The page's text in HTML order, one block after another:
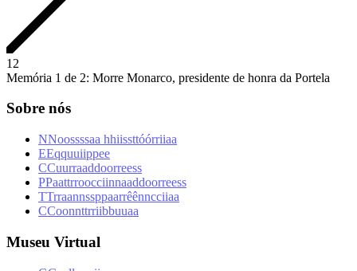
1 2
Memória 1 de 2: Morre Monarco, presidente de honra da Portela
Sobre nós
NNoossssaa hhiissttóórriiaa
EEqquuiippee
CCuurraaddoorreess
PPaattrroocciinnaaddoorreess
TTrraannssppaarrêênncciiaa
CCoonnttrriibbuuaa
Museu Virtual